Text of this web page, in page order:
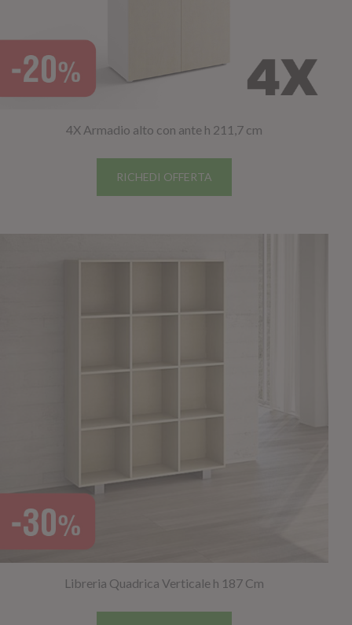
4X Armadio alto con ante h 211,7 cm
RICHEDI OFFERTA
Libreria Quadrica Verticale h 187 Cm